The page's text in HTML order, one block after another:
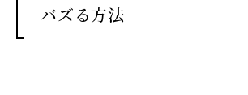
バズる方法